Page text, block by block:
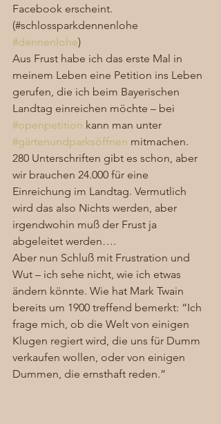
Facebook erscheint.
(#schlossparkdennenlohe
#dennenlohe)
Aus Frust habe ich das erste Mal in
meinem Leben eine Petition ins Leben
gerufen, die ich beim Bayerischen
Landtag einreichen möchte – bei
#openpetition kann man unter
#gärtenundparksöffnen mitmachen.
280 Unterschriften gibt es schon, aber
wir brauchen 24.000 für eine
Einreichung im Landtag. Vermutlich
wird das also Nichts werden, aber
irgendwohin muß der Frust ja
abgeleitet werden….
Aber nun Schluß mit Frustration und
Wut – ich sehe nicht, wie ich etwas
ändern könnte. Wie hat Mark Twain
bereits um 1900 treffend bemerkt: “Ich
frage mich, ob die Welt von einigen
Klugen regiert wird, die uns für Dumm
verkaufen wollen, oder von einigen
Dummen, die ernsthaft reden.”